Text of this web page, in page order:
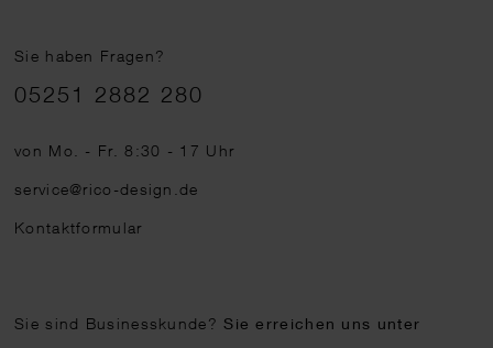
Sie haben Fragen?
Telefonnummer
05251 2882 280
von Mo. - Fr. 8:30 - 17 Uhr
service@rico-design.de
Kontaktformular
Sie sind Businesskunde?Sie erreichen uns unter